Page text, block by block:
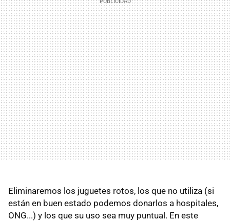
Eliminaremos los juguetes rotos, los que no utiliza (si
están en buen estado podemos donarlos a hospitales,
ONG...) y los que su uso sea muy puntual. En este